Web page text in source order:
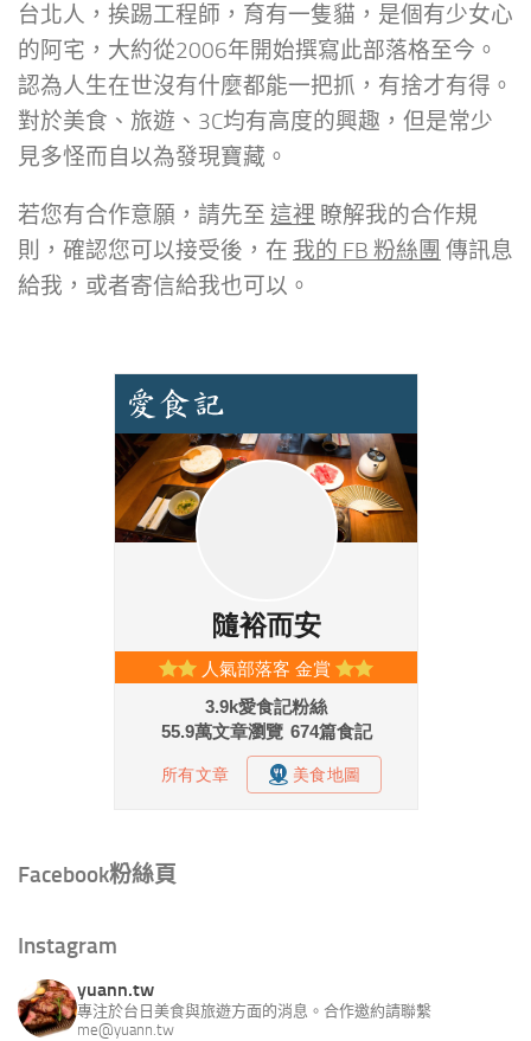
台北人，挨踢工程師，育有一隻貓，是個有少女心
的阿宅，大約從2006年開始撰寫此部落格至今。
認為人生在世沒有什麼都能一把抓，有捨才有得。
對於美食、旅遊、3C均有高度的興趣，但是常少
見多怪而自以為發現寶藏。
若您有合作意願，請先至 這裡 瞭解我的合作規
則，確認您可以接受後，在 我的 FB 粉絲團 傳訊息
給我，或者寄信給我也可以。
Facebook粉絲頁
Instagram
yuann.tw
專注於台日美食與旅遊方面的消息。合作邀約請聯繫
me@yuann.tw